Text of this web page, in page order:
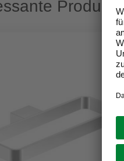
Produkte